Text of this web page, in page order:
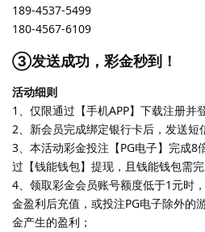
189-4537-5499
180-4567-6109
③发送成功，彩金秒到！
活动细则
1、仅限通过【手机APP】下载注册并
2、新会员完成绑定银行卡后，发送短
3、本活动彩金投注【PG电子】完成8
过【钱能钱包】提现，且钱能钱包需
4、领取彩金会员账号额度低于1元时
金盈利后充值，或投注PG电子除外的
金产生的盈利；